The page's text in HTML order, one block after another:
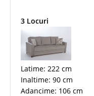
3 Locuri
Latime: 222 cm
Inaltime: 90 cm
Adancime: 106 cm